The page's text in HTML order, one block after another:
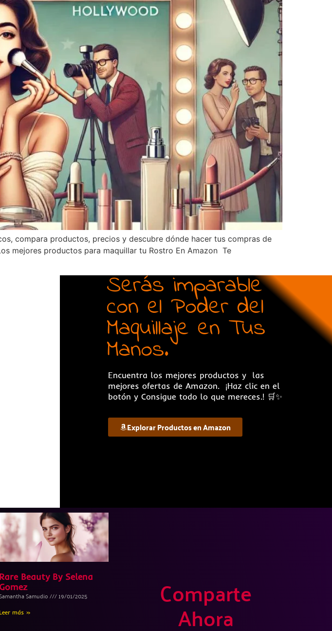
compara productos, precios y descubre dónde hacer tus compras de
mejores productos para maquillar tu Rostro En Amazon Te
Serás imparable
con el Poder del
Maquillaje en Tus
Manos.
Encuentra los mejores productos y las
mejores ofertas de Amazon.¡Haz clic en el
botón y Consigue todo lo que mereces.! 🛒✨
Explorar Productos en Amazon
Rare Beauty By Selena
Gomez
Samudio 19/01/2025
Leer más »
Comparte
Ahora